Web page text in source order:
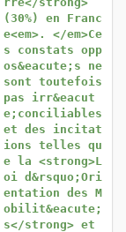
(30%) en Franc
e<em>. </em>Ce
s constats opp
os&eacute;s ne
sont toutefois
pas irr&eacut
e;conciliables
et des incitat
ions telles qu
e la <strong>L
oi d&rsquo;Ori
entation des M
obilit&eacute;
s</strong> et